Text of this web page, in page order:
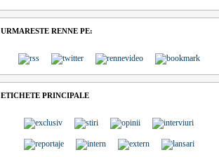
URMARESTE RENNE PE:
ETICHETE PRINCIPALE